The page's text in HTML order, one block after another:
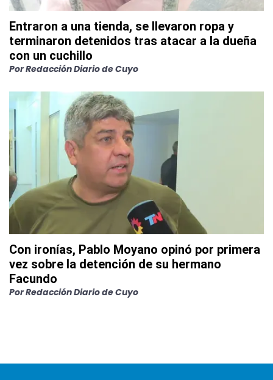
Entraron a una tienda, se llevaron ropa y
terminaron detenidos tras atacar a la dueña
con un cuchillo
PorRedacción Diario de Cuyo
Con ironías, Pablo Moyano opinó por primera
vez sobre la detención de su hermano
Facundo
PorRedacción Diario de Cuyo